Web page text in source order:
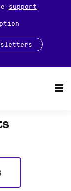
support